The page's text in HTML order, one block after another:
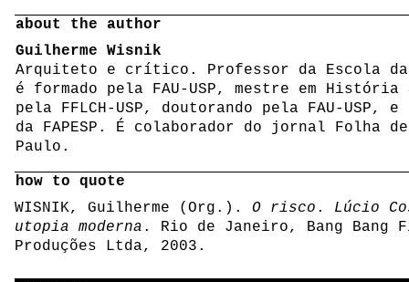
about the author
Guilherme Wisnik
Arquiteto e crítico. Professor da Escola da
é formado pela FAU-USP, mestre em
pela FFLCH-USP, doutorando pela FAU-USP,
da FAPESP. É colaborador do jornal Folha
Paulo.
how to quote
WISNIK, Guilherme (Org.). O risco . Lúcio
utopia moderna . Rio de Janeiro, Bang Bang
Produções Ltda, 2003.